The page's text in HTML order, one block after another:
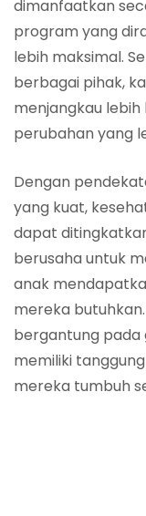
dimanfaatkan
program yang
lebih maksimal.
berbagai pihak,
menjangkau
perubahan yang
Dengan
yang kuat,
dapat
berusaha untuk
anak
mereka
bergantung pada
memiliki
mereka tumbuh